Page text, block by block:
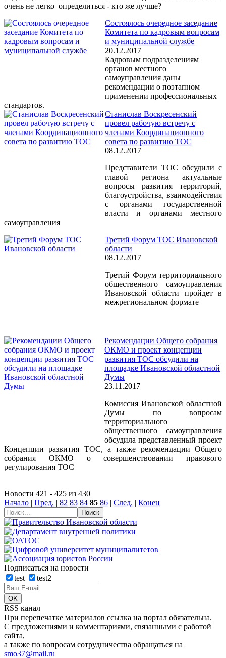
очень не легко определиться - кто же лучше?
Состоялось очередное заседание
Комитета по кадровым вопросам
и муниципальной службе
20.12.2017
Кадровым подразделениям
органов местного
самоуправления даны
рекомендации о поэтапном
применении профессиональных
стандартов.
Станислав Воскресенский
провел рабочую встречу с
членами Координационного
совета по развитию ТОС
08.12.2017
Представители ТОС обсудили с
главой региона актуальные
вопросы развития территорий,
благоустройства, взаимодействия
с органами государственной
власти и органами местного
самоуправления
Третий Форум ТОС Ивановской
области
08.12.2017
Третий Форум территориального
общественного самоуправления
Ивановской области пройдет в
межрегиональном формате
Рекомендации Общего собрания
ОКМО и проект концепции
развития ТОС обсудили на
площадке Ивановской областной
Думы
23.11.2017
Комиссия Ивановской областной
Думы по вопросам
территориального
общественного самоуправления
обсудила представленный проект
Концепции развития ТОС, а также рекомендации Общего
собрания ОКМО о совершенствовании правового
регулирования ТОС
Новости 421 - 425 из 430
Начало | Пред. | 82 83 84 85 86 | След. | Конец
Подписаться на новости
test
test2
RSS канал
При перепечатке материалов ссылка на портал обязательна.
С предложениями и комментариями, связанными с работой
сайта,
а также по вопросам сотрудничества обращаться на
smo37@mail.ru